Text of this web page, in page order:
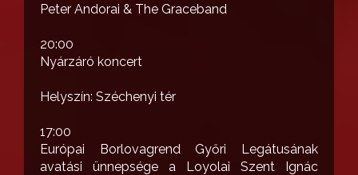
Peter Andorai & The Graceband
20:00
Nyárzáró koncert
Helyszín: Széchenyi tér
17:00
Európai Borlovagrend Győri Legátusának
avatási ünnepsége a Loyolai Szent Ignác